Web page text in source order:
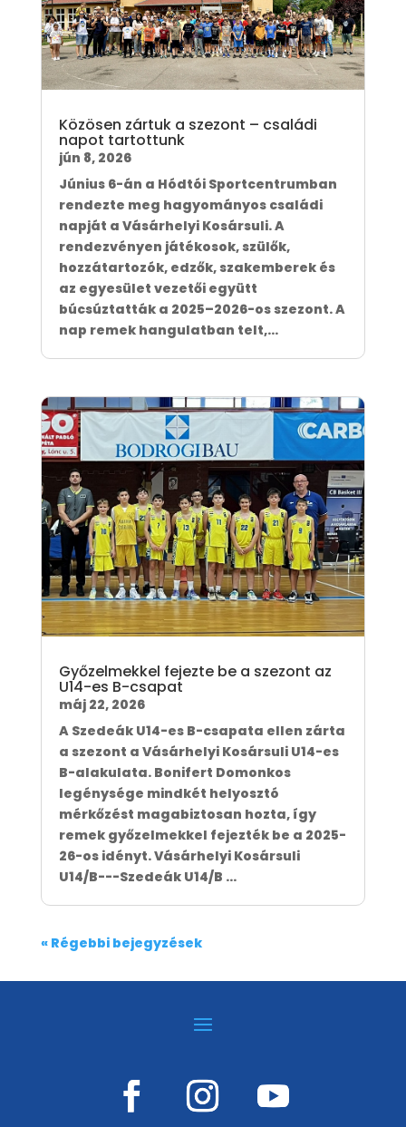
Közösen zártuk a szezont – családi
napot tartottunk
jún 8, 2026
Június 6-án a Hódtói Sportcentrumban
rendezte meg hagyományos családi
napját a Vásárhelyi Kosársuli. A
rendezvényen játékosok, szülők,
hozzátartozók, edzők, szakemberek és
az egyesület vezetői együtt
búcsúztatták a 2025–2026-os szezont. A
nap remek hangulatban telt,...
Győzelmekkel fejezte be a szezont az
U14-es B-csapat
máj 22, 2026
A Szedeák U14-es B-csapata ellen zárta
a szezont a Vásárhelyi Kosársuli U14-es
B-alakulata. Bonifert Domonkos
legénysége mindkét helyosztó
mérkőzést magabiztosan hozta, így
remek győzelmekkel fejezték be a 2025-
26-os idényt. Vásárhelyi Kosársuli
U14/B---Szedeák U14/B ...
« Régebbi bejegyzések